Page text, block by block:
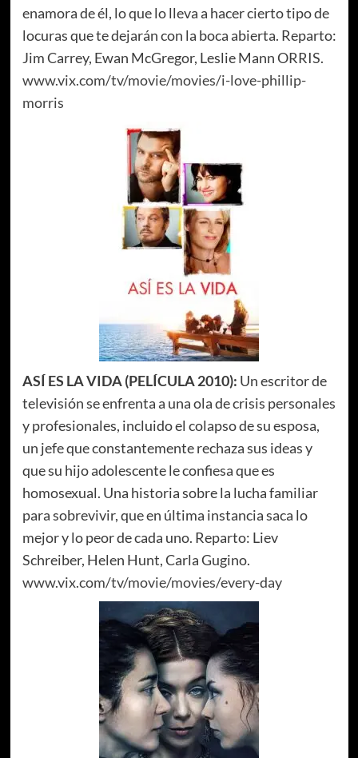
enamora de él, lo que lo lleva a hacer cierto tipo de
locuras que te dejarán con la boca abierta. Reparto:
Jim Carrey, Ewan McGregor, Leslie Mann ORRIS.
www.vix.com/tv/movie/movies/i-love-phillip-
morris
ASÍ ES LA VIDA (PELÍCULA 2010): Un escritor de
televisión se enfrenta a una ola de crisis personales
y profesionales, incluido el colapso de su esposa,
un jefe que constantemente rechaza sus ideas y
que su hijo adolescente le confiesa que es
homosexual. Una historia sobre la lucha familiar
para sobrevivir, que en última instancia saca lo
mejor y lo peor de cada uno. Reparto: Liev
Schreiber, Helen Hunt, Carla Gugino.
www.vix.com/tv/movie/movies/every-day